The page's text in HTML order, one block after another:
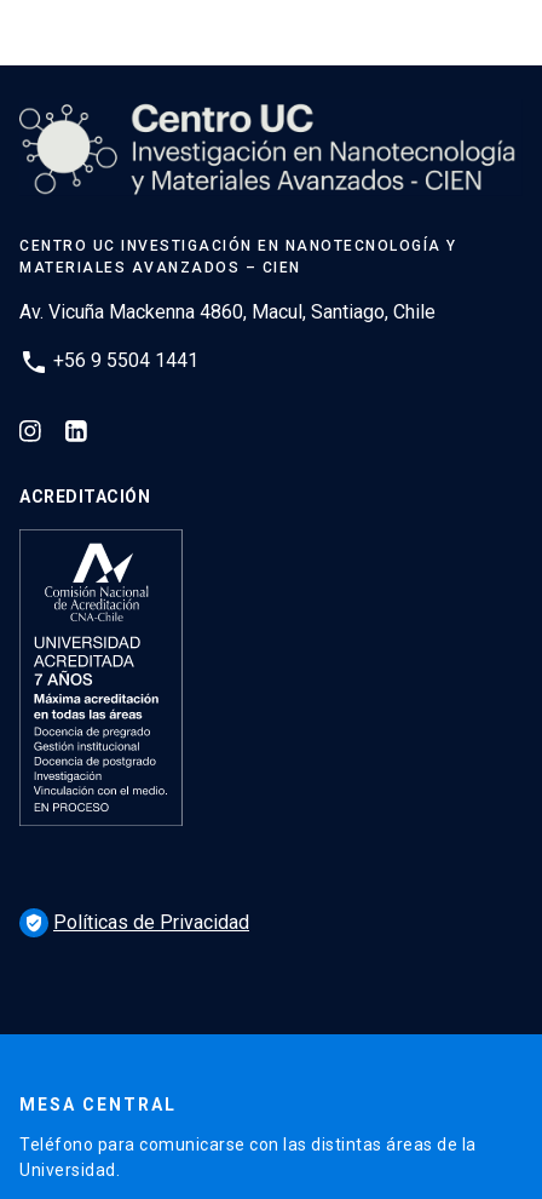
CENTRO UC INVESTIGACIÓN EN NANOTECNOLOGÍA Y
MATERIALES AVANZADOS – CIEN
Av. Vicuña Mackenna 4860, Macul, Santiago, Chile
phone +56 9 5504 1441
ACREDITACIÓN
verified_user Políticas de Privacidad
MESA CENTRAL
Teléfono para comunicarse con las distintas áreas de la
Universidad.